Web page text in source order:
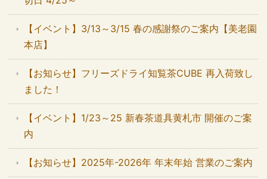
【イベント】3/13～3/15 春の感謝祭のご案内【美老園
本店】
【お知らせ】フリーズドライ知覧茶CUBE 再入荷致し
ました！
【イベント】1/23～25 新春茶道具黄札市 開催のご案
内
【お知らせ】2025年-2026年 年末年始 営業のご案内